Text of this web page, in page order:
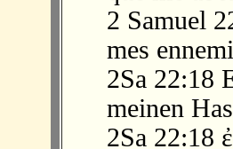
2 Samuel
mes
2Sa 22:18
meinen
2Sa 22:18